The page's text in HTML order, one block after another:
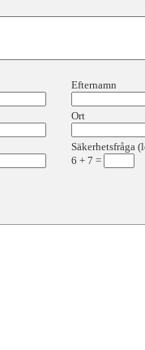
Efternamn
Ort
Säkerhetsfråga
6 + 7 =